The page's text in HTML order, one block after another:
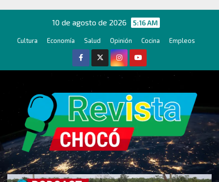
contenido
10 de agosto de 2026 5:16 AM
Cultura Economía Salud Opinión Cocina Empleos